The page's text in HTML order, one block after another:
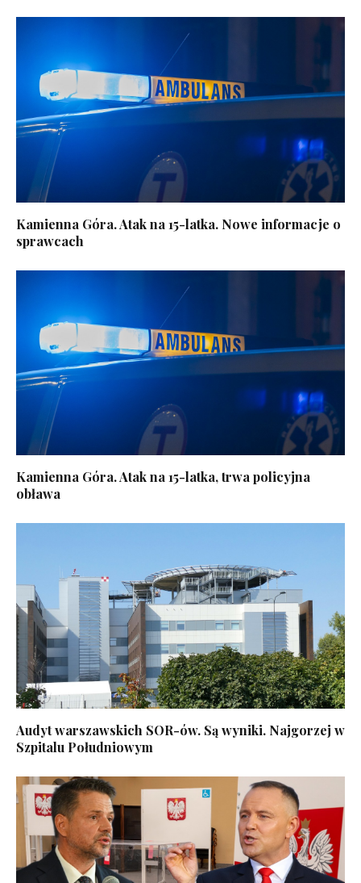
Kamienna Góra. Atak na 15-latka. Nowe informacje o
sprawcach
Kamienna Góra. Atak na 15-latka, trwa policyjna
obława
Audyt warszawskich SOR-ów. Są wyniki. Najgorzej w
Szpitalu Południowym